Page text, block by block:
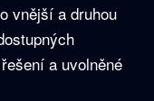
vnější a druhou
a uvolněné